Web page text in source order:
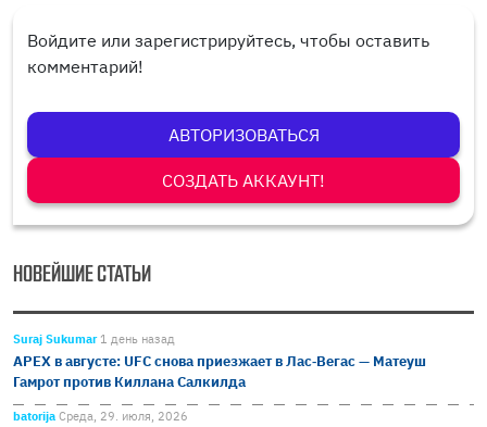
Войдите или зарегистрируйтесь, чтобы оставить
комментарий!
АВТОРИЗОВАТЬСЯ
СОЗДАТЬ АККАУНТ!
НОВЕЙШИЕ СТАТЬИ
Suraj Sukumar 1 день назад
APEX в августе: UFC снова приезжает в Лас‑Вегас — Матеуш
Гамрот против Киллана Салкилда
batorija Среда, 29. июля, 2026